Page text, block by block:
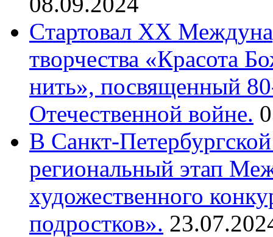
Cтартовал XX
творчества «Красота
нить», посвященный
Отечественной войне.
В Санкт-
региональный этап
художественного
подростков».